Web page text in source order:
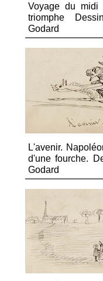
Voyage du
triomphe
Godard
L'avenir.
d'une fourche.
Godard